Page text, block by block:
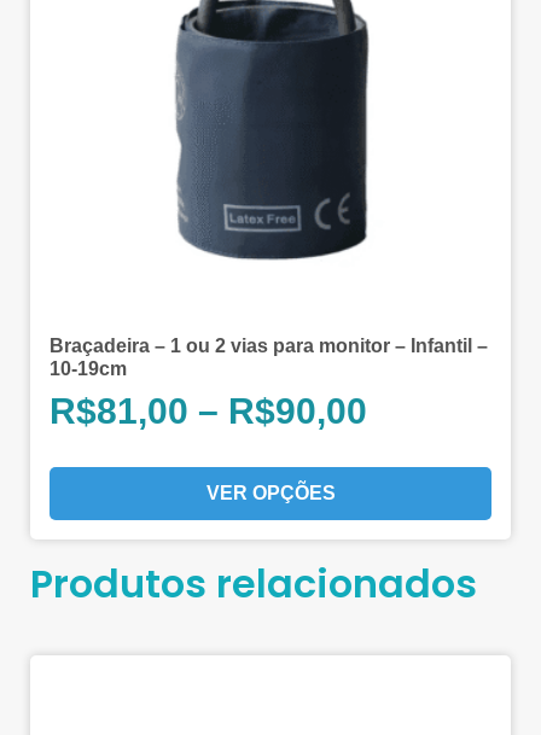
Braçadeira – 1 ou 2 vias para monitor – Infantil –
10-19cm
R$81,00 – R$90,00
VER OPÇÕES
Produtos relacionados